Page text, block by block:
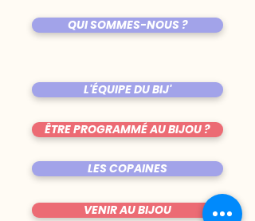
QUI SOMMES-NOUS ?
L'ÉQUIPE DU BIJ'
ÊTRE PROGRAMMÉ AU BIJOU ?
LES COPAINES
VENIR AU BIJOU